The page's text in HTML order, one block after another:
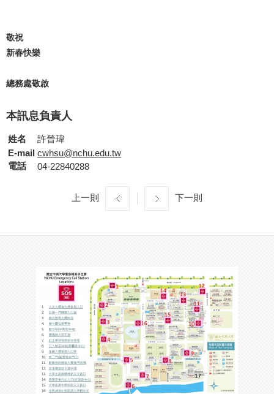
敬祝
新春快樂
總務處敬啟
本訊息負責人
姓名
許晉瑋
E-mail cwhsu@nchu.edu.tw
電話
04-22840288
上一則 下一則